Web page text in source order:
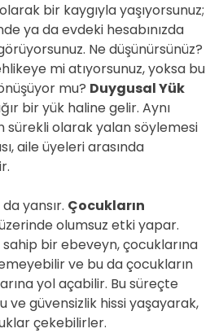
bir kaygıyla yaşıyorsunuz;
ya da evdeki hesabınızda
Ne düşünürsünüz?
mi atıyorsunuz, yoksa bu
mu? Duygusal Yük
bir yük haline gelir. Aynı
sürekli olarak yalan söylemesi
aile üyeleri arasında
yansır. Çocukların
olumsuz etki yapar.
sahip bir ebeveyn, çocuklarına
ve bu da çocukların
yol açabilir. Bu süreçte
ve güvensizlik hissi yaşayarak,
çekebilirler.